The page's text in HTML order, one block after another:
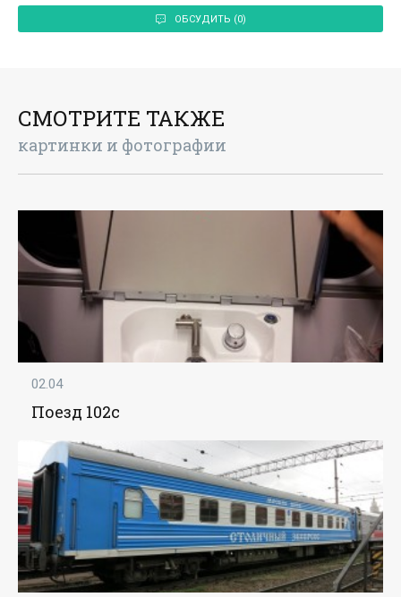
ОБСУДИТЬ (0)
СМОТРИТЕ ТАКЖЕ
картинки и фотографии
02.04
Поезд 102с